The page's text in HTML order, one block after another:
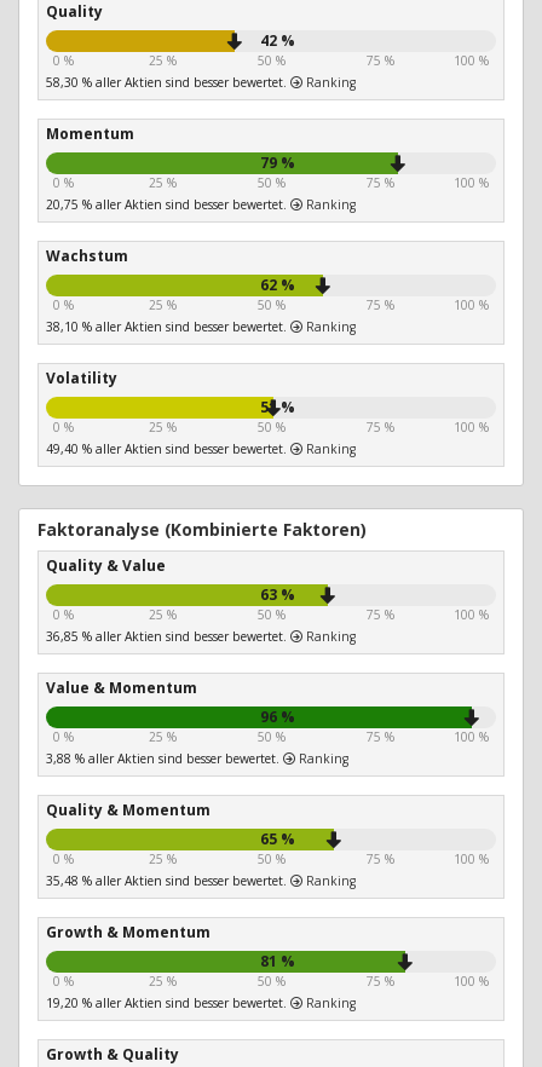
Quality
42 %
0 % 25 % 50 % 75 %
100 %
58,30 % aller Aktien sind besser bewertet.
Ranking
Momentum
79 %
0 % 25 % 50 % 75 %
100 %
20,75 % aller Aktien sind besser bewertet.
Ranking
Wachstum
62 %
0 % 25 % 50 % 75 %
100 %
38,10 % aller Aktien sind besser bewertet.
Ranking
Volatility
51 %
0 % 25 % 50 % 75 %
100 %
49,40 % aller Aktien sind besser bewertet.
Ranking
Faktoranalyse (Kombinierte Faktoren)
Quality & Value
63 %
0 % 25 % 50 % 75 %
100 %
36,85 % aller Aktien sind besser bewertet.
Ranking
Value & Momentum
96 %
0 % 25 % 50 % 75 %
100 %
3,88 % aller Aktien sind besser bewertet.
Ranking
Quality & Momentum
65 %
0 % 25 % 50 % 75 %
100 %
35,48 % aller Aktien sind besser bewertet.
Ranking
Growth & Momentum
81 %
0 % 25 % 50 % 75 %
100 %
19,20 % aller Aktien sind besser bewertet.
Ranking
Growth & Quality